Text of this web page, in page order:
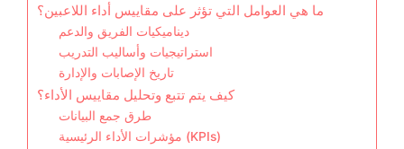
ما هي العوامل التي تؤثر على مقاييس أداء اللاعبين؟
ديناميكيات الفريق والدعم
استراتيجيات وأساليب التدريب
تاريخ الإصابات والإدارة
كيف يتم تتبع وتحليل مقاييس الأداء؟
طرق جمع البيانات
مؤشرات الأداء الرئيسية (KPIs)